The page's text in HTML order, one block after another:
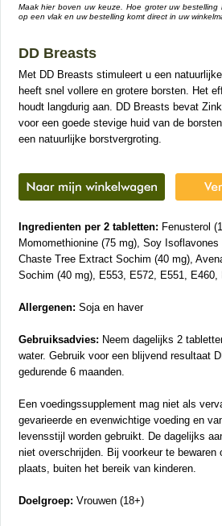
Maak hier boven uw keuze. Hoe groter uw bestelling
op een vlak en uw bestelling komt direct in uw
DD Breasts
Met DD Breasts stimuleert u een
heeft snel vollere en grotere borsten. Het
houdt langdurig aan. DD Breasts bevat
voor een goede stevige huid van de
een natuurlijke borstvergroting.
Ingredienten per 2 tabletten: Fenusterol
Momomethionine (75 mg), Soy
Chaste Tree Extract Sochim (40 mg),
Sochim (40 mg), E553, E572, E551, E460,
Allergenen: Soja en haver
Gebruiksadvies: Neem dagelijks 2
water. Gebruik voor een blijvend resultaat
gedurende 6 maanden.
Een voedingssupplement mag niet als
gevarieerde en evenwichtige voeding en
levensstijl worden gebruikt. De dagelijks
niet overschrijden. Bij voorkeur te bewaren
plaats, buiten het bereik van kinderen.
Doelgroep: Vrouwen (18+)